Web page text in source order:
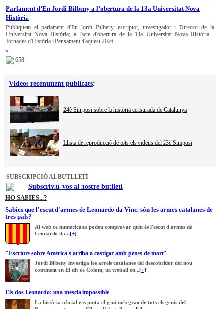
Parlament d’En Jordi Bilbeny a l’obertura de la 13a Universitat Nova
Història
Publiquem el parlament d'En Jordi Bilbeny, escriptor, investigador i Director de la
Universitat Nova Història; a l'acte d'obertura de la 13a Universitat Nova Història -
Jornades d'Història i Pensament d'aquest 2026.
»
658
Vídeos recentment publicats:
24è Simposi sobre la història censurada de Catalunya
Llista de reproducció de tots els videus del 23è Simposi
SUBSCRIPCIÓ AL BUTLLETÍ
Subscriviu-vos al nostre butlletí
HO SABIES...?
Sabies que l'escut d'armes de Leonardo da Vinci són les armes catalanes de
tres pals?
Al web de numericana podeu comprovar quin és l'escut d'armes de
Leonardo da...[+]
"Escriure sobre Amèrica s'arribà a castigar amb penes de mort"
Jordi Bilbeny investiga les arrels catalanes del descobridor del nou
continent en El dit de Colom, un treball en...[+]
Els dos Leonardo: una mescla impossible
La història oficial ens pinta el geni més gran de tots els genis del